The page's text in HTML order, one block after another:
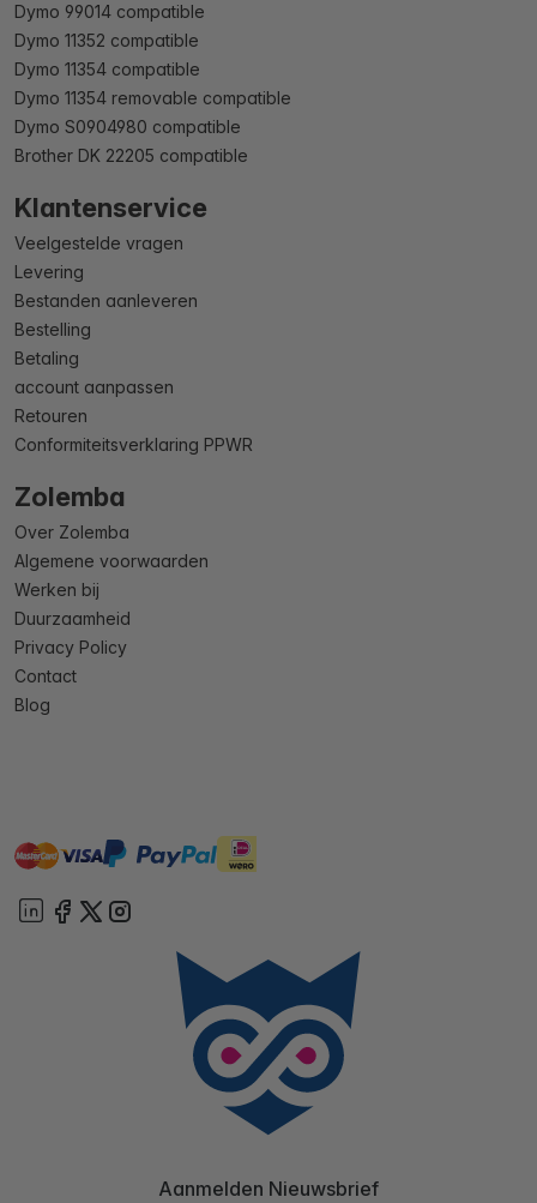
Dymo 99014 compatible
Dymo 11352 compatible
Dymo 11354 compatible
Dymo 11354 removable compatible
Dymo S0904980 compatible
Brother DK 22205 compatible
Klantenservice
Veelgestelde vragen
Levering
Bestanden aanleveren
Bestelling
Betaling
account aanpassen
Retouren
Conformiteitsverklaring PPWR
Zolemba
Over Zolemba
Algemene voorwaarden
Werken bij
Duurzaamheid
Privacy Policy
Contact
Blog
mastervisa paypal ideal
Aanmelden Nieuwsbrief